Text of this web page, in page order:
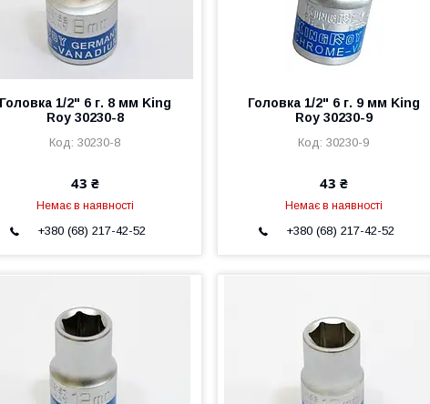
Головка 1/2" 6 г. 8 мм King
Roy 30230-8
30230-8
43 ₴
Немає в наявності
+380 (68) 217-42-52
Головка 1/2" 6 г. 9 мм King
Roy 30230-9
30230-9
43 ₴
Немає в наявності
+380 (68) 217-42-52